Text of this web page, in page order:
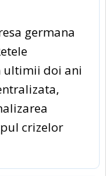
germana
ultimii doi ani
crizelor